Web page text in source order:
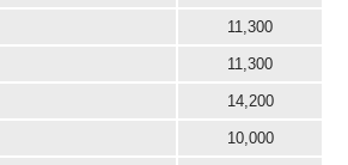
11,300
11,300
14,200
10,000